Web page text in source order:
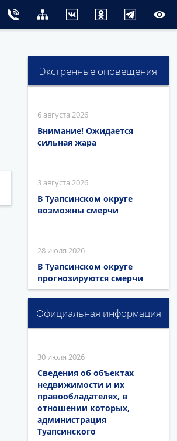
Экстренные оповещения
6 августа 2026
Внимание! Ожидается
сильная жара
3 августа 2026
В Туапсинском округе
возможны смерчи
28 июля 2026
В Туапсинском округе
прогнозируются смерчи
Официальная информация
30 июля 2026
Сведения об объектах
недвижимости и их
правообладателях, в
отношении которых,
администрация
Туапсинского